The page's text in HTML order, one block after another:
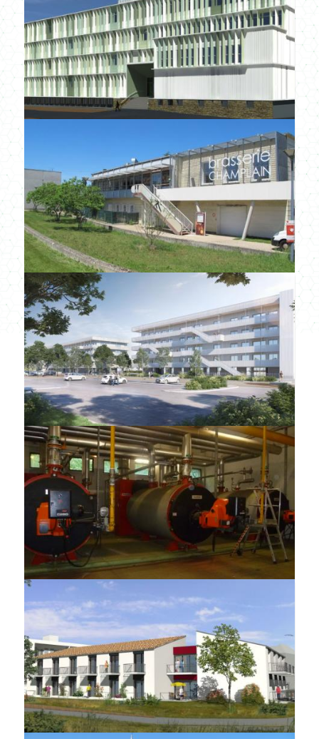
CULTURE SPORT
ENFANCE
LOGEMENTS
ENR
NEUF
PROJETS CERTIFIÉS
RÉNOVATION
SANTÉ
TERTIAIRE